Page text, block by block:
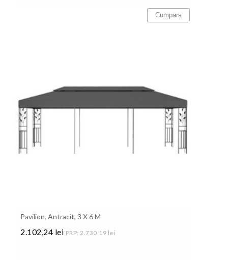
Cumpara
Pavilion, Antracit, 3 X 6 M
2.102,24 lei PRP: 2.730,19 lei